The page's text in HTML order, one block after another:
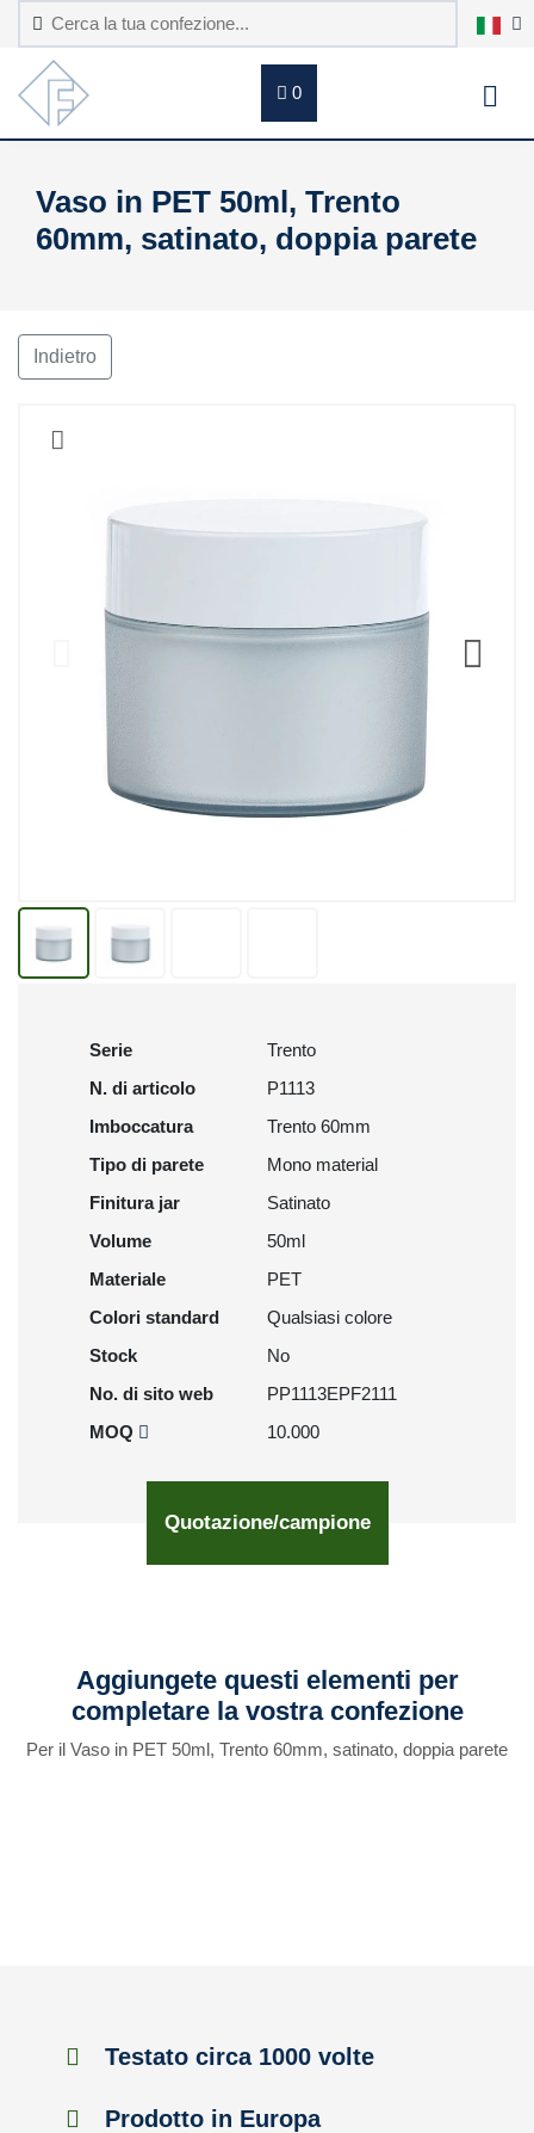
0
Vaso in PET 50ml, Trento
60mm, satinato, doppia parete
Indietro
Serie
Trento
N. di articolo
P1113
Imboccatura
Trento 60mm
Tipo di parete
Mono material
Finitura jar
Satinato
Volume
50ml
Materiale
PET
Colori standard
Qualsiasi colore
Stock
No
No. di sito web
PP1113EPF2111
MOQ
10.000
Quotazione/campione
Aggiungete questi elementi per
completare la vostra confezione
Per il Vaso in PET 50ml, Trento 60mm, satinato, doppia parete
Testato circa 1000 volte
Prodotto in Europa